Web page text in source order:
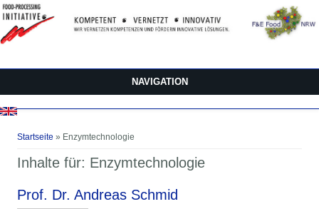
Direkt zum Inhalt
NAVIGATION
Startseite » Enzymtechnologie
Inhalte für: Enzymtechnologie
Prof. Dr. Andreas Schmid